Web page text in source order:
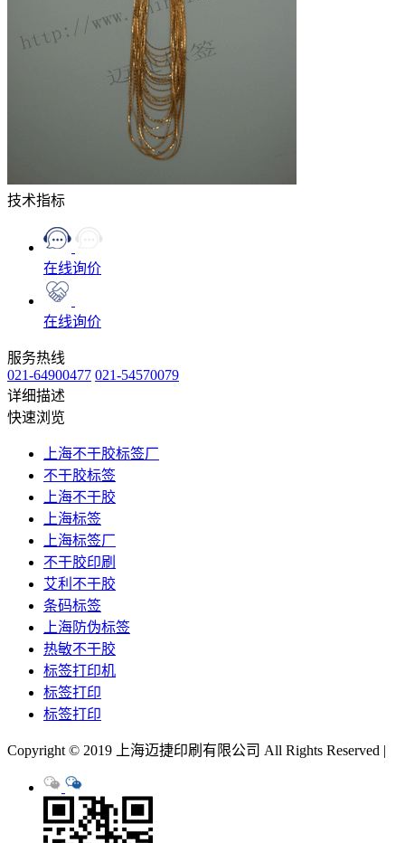
技术指标
在线询价
在线询价
服务热线
021-64900477 021-54570079
详细描述
快速浏览
上海不干胶标签厂
不干胶标签
上海不干胶
上海标签
上海标签厂
不干胶印刷
艾利不干胶
条码标签
上海防伪标签
热敏不干胶
标签打印机
标签打印
标签打印
Copyright © 2019 上海迈捷印刷有限公司 All Rights Reserved |